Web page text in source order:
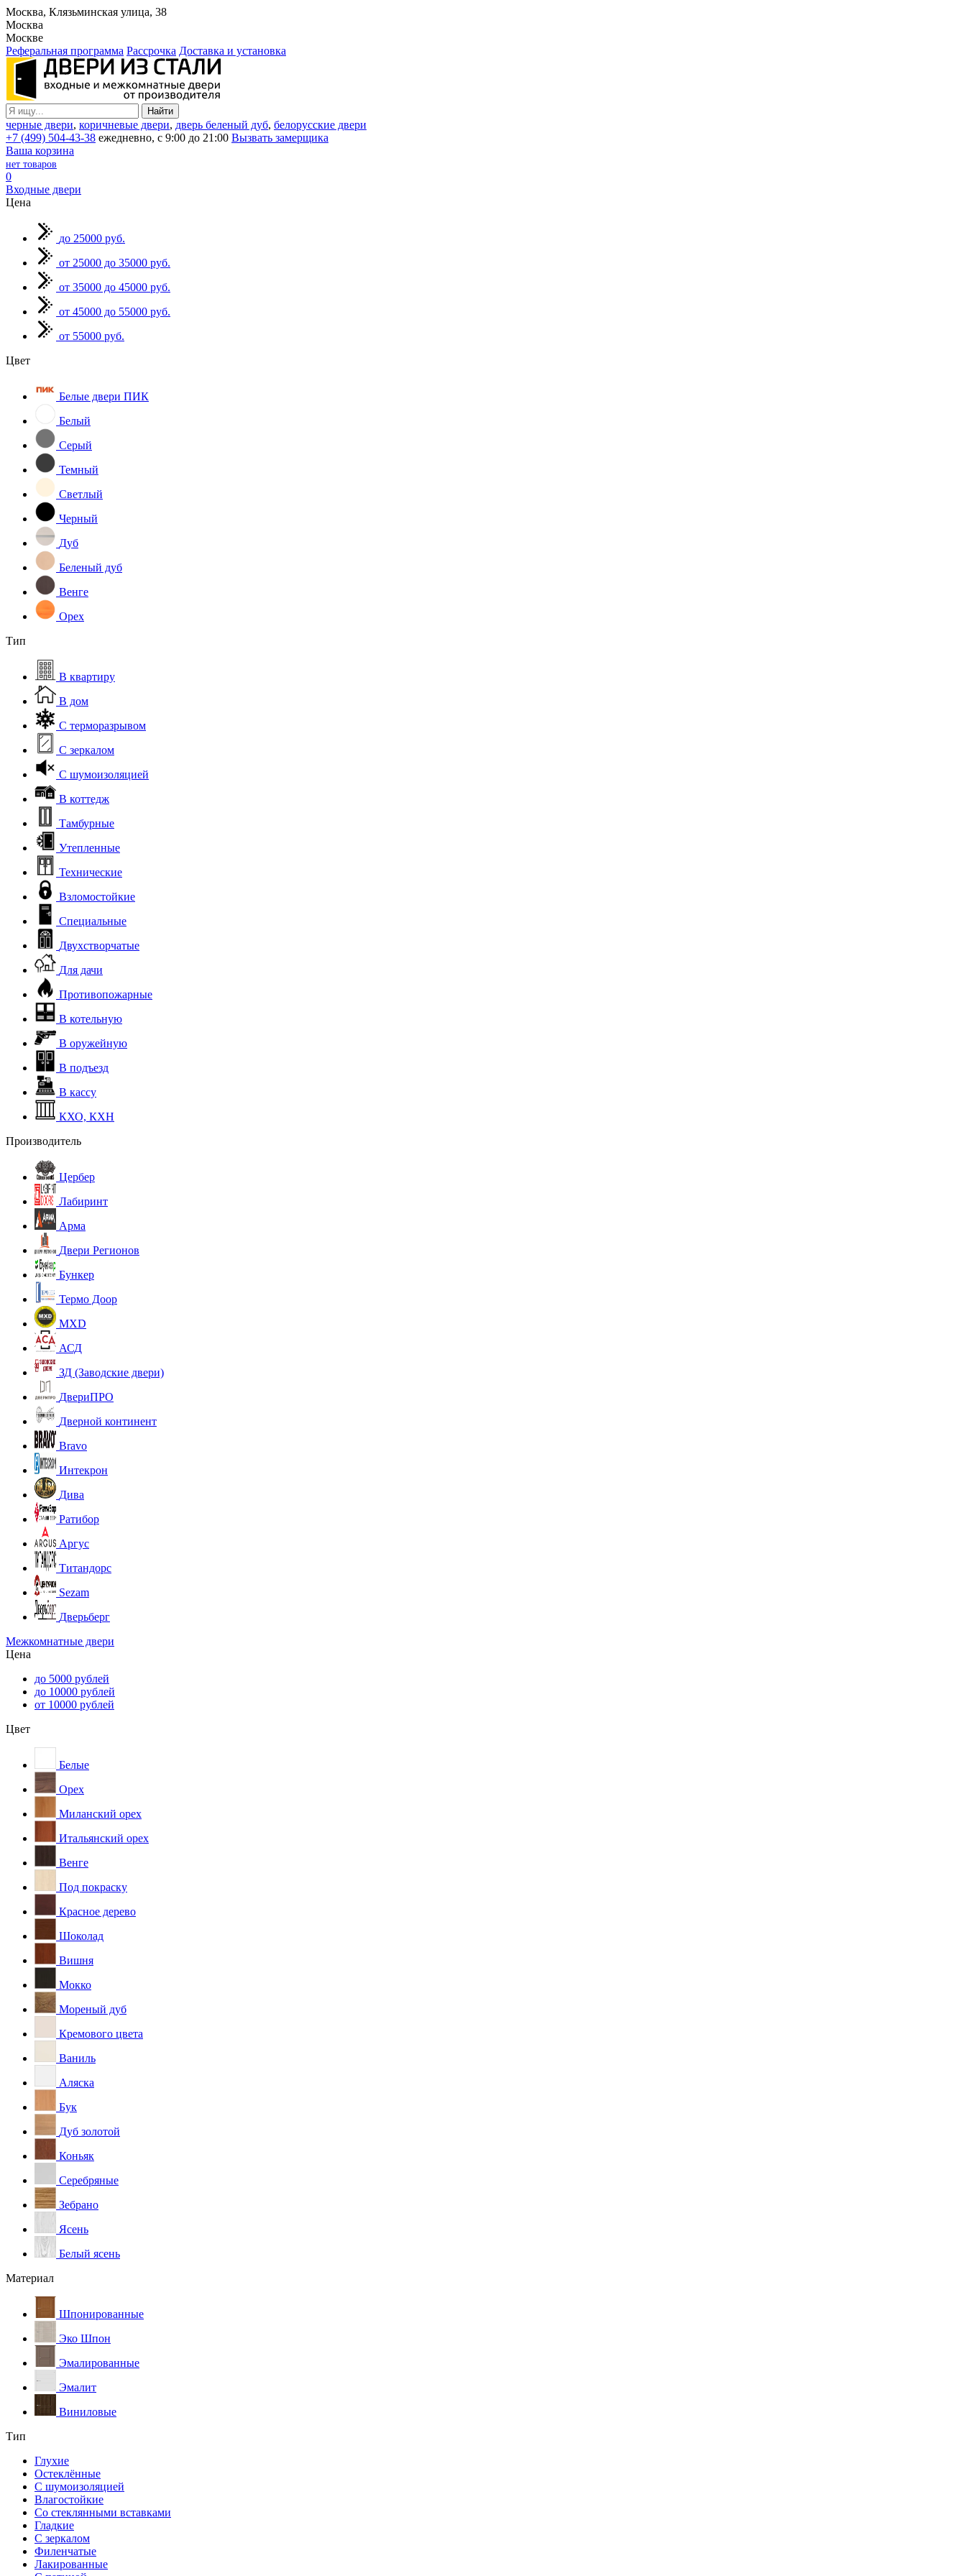
Москва, Клязьминская улица, 38
Москва
Москве
Реферальная программа Рассрочка Доставка и установка
черные двери, коричневые двери, дверь беленый дуб, белорусские двери
+7 (499) 504-43-38 ежедневно, с 9:00 до 21:00 Вызвать замерщика
Ваша корзина
нет товаров
0
Входные двери
Цена
до 25000 руб.
от 25000 до 35000 руб.
от 35000 до 45000 руб.
от 45000 до 55000 руб.
от 55000 руб.
Цвет
Белые двери ПИК
Белый
Серый
Темный
Светлый
Черный
Дуб
Беленый дуб
Венге
Орех
Тип
В квартиру
В дом
С терморазрывом
С зеркалом
С шумоизоляцией
В коттедж
Тамбурные
Утепленные
Технические
Взломостойкие
Специальные
Двухстворчатые
Для дачи
Противопожарные
В котельную
В оружейную
В подъезд
В кассу
КХО, КХН
Производитель
Цербер
Лабиринт
Арма
Двери Регионов
Бункер
Термо Доор
MXD
АСД
ЗД (Заводские двери)
ДвериПРО
Дверной континент
Bravo
Интекрон
Дива
Ратибор
Аргус
Титандорс
Sezam
Дверьберг
Межкомнатные двери
Цена
до 5000 рублей
до 10000 рублей
от 10000 рублей
Цвет
Белые
Орех
Миланский орех
Итальянский орех
Венге
Под покраску
Красное дерево
Шоколад
Вишня
Мокко
Мореный дуб
Кремового цвета
Ваниль
Аляска
Бук
Дуб золотой
Коньяк
Серебряные
Зебрано
Ясень
Белый ясень
Материал
Шпонированные
Эко Шпон
Эмалированные
Эмалит
Виниловые
Тип
Глухие
Остеклённые
С шумоизоляцией
Влагостойкие
Со стеклянными вставками
Гладкие
С зеркалом
Филенчатые
Лакированные